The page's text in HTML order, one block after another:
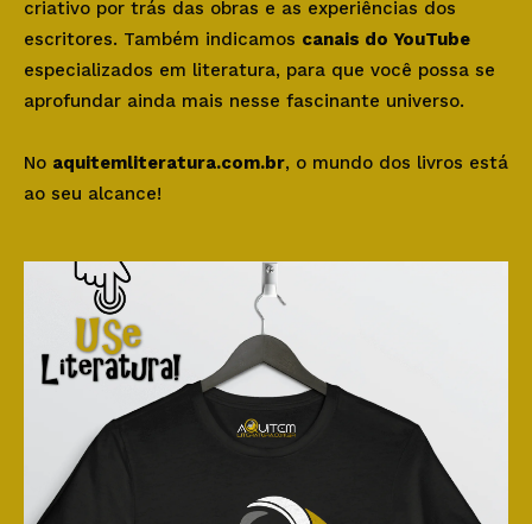
criativo por trás das obras e as experiências dos
escritores. Também indicamos canais do YouTube
especializados em literatura, para que você possa se
aprofundar ainda mais nesse fascinante universo.
No aquitemliteratura.com.br, o mundo dos livros está
ao seu alcance!